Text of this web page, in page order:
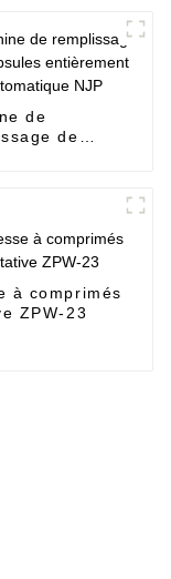
de
de
à comprimés
ZPW-23